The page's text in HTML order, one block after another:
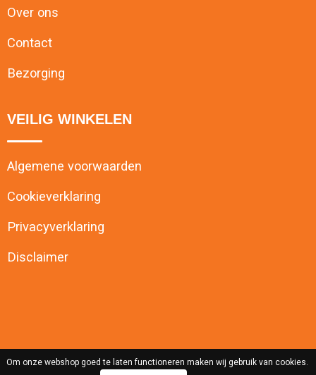
Over ons
Contact
Bezorging
VEILIG WINKELEN
Algemene voorwaarden
Cookieverklaring
Privacyverklaring
Disclaimer
Om onze webshop goed te laten functioneren maken wij gebruik van cookies.